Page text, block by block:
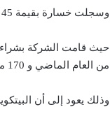
وسجلت خسارة بقيمة 45 مليون دولار من عملة البيتكوين التي تحتفظ بها الشركة.
من العام الماضي و 170 مليون دولار في الربع الأول من عام 2021.
وذلك يعود إلى أن